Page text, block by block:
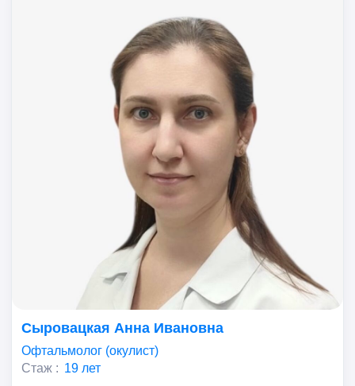
Сыровацкая Анна Ивановна
Офтальмолог (окулист)
Стаж : 19 лет